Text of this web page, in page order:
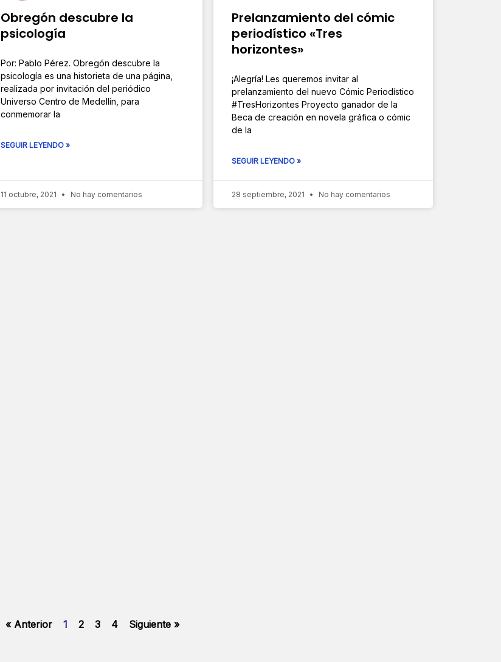
Obregón descubre la
psicología
Por: Pablo Pérez. Obregón descubre la
psicología es una historieta de una página,
realizada por invitación del periódico
Universo Centro de Medellín, para
conmemorar la
SEGUIR LEYENDO »
11 octubre, 2021 No hay comentarios
Prelanzamiento del cómic
periodístico «Tres
horizontes»
¡Alegría! Les queremos invitar al
prelanzamiento del nuevo Cómic Periodístico
#TresHorizontes Proyecto ganador de la
Beca de creación en novela gráfica o cómic
de la
SEGUIR LEYENDO »
28 septiembre, 2021 No hay comentarios
« Anterior 1 2 3 4 Siguiente »